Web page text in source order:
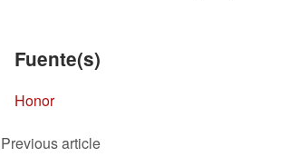
Fuente(s)
Honor
Previous article